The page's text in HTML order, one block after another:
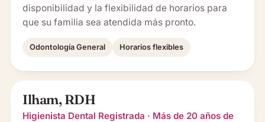
disponibilidad y la flexibilidad de horarios para
que su familia sea atendida más pronto.
Odontología General Horarios flexibles
Ilham, RDH
Higienista Dental Registrada · Más de 20 años de